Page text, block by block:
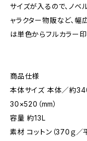
サイズが入るので、ノベ
ャラクター物販など、幅
は単色からフルカラー印
商品仕様
本体サイズ 本体／約
30×520（mm）
容量 約13L
素材 コットン（370ｇ／